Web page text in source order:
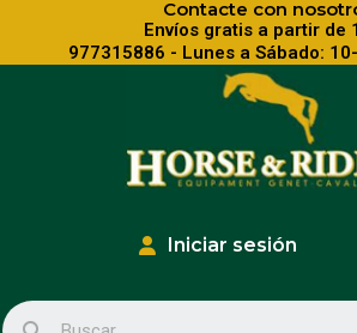
Contacte con
Envíos gratis a partir de
977315886 - Lunes a Sábado:
Iniciar sesión